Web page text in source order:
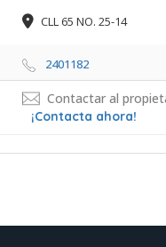
CLL 65 NO. 25-14
2401182
Contactar al
¡Contacta ahora!